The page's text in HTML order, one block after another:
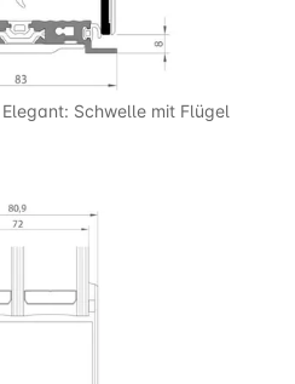
Schwelle mit Flügel